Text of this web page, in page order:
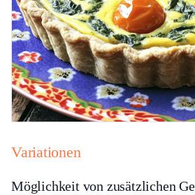
Variationen
Möglichkeit von zusätzlichen